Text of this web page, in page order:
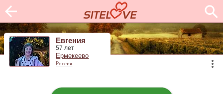
Евгения
57 лет
Ермекеево
Россия